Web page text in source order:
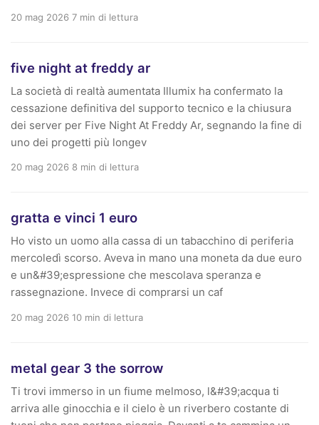
20 mag 2026 7 min di lettura
five night at freddy ar
La società di realtà aumentata Illumix ha confermato la
cessazione definitiva del supporto tecnico e la chiusura
dei server per Five Night At Freddy Ar, segnando la fine di
uno dei progetti più longev
20 mag 2026 8 min di lettura
gratta e vinci 1 euro
Ho visto un uomo alla cassa di un tabacchino di periferia
mercoledì scorso. Aveva in mano una moneta da due euro
e un&#39;espressione che mescolava speranza e
rassegnazione. Invece di comprarsi un caf
20 mag 2026 10 min di lettura
metal gear 3 the sorrow
Ti trovi immerso in un fiume melmoso, l&#39;acqua ti
arriva alle ginocchia e il cielo è un riverbero costante di